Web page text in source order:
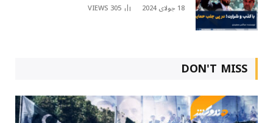
18 جولای 2024 305
VIEWS
DON'T MISS